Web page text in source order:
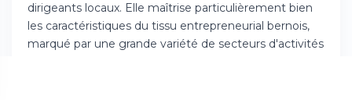
dirigeants locaux. Elle maîtrise particulièrement bien
les caractéristiques du tissu entrepreneurial bernois,
marqué par une grande variété de secteurs d'activités